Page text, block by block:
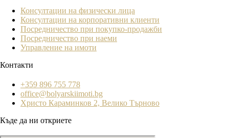
Консултации на физически лица
Консултации на корпоративни клиенти
Посредничество при покупко-продажби
Посредничество при наеми
Управление на имоти
Контакти
+359 896 755 778
office@bolyarskiimoti.bg
Христо Караминков 2, Велико Търново
Къде да ни откриете